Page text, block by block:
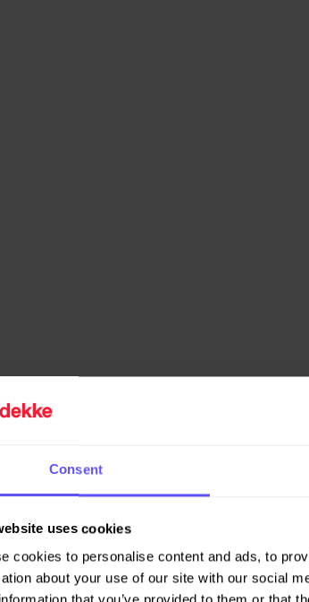
Consent
uses cookies
cookies to personalise content and ads, to
about your use of our site with our social